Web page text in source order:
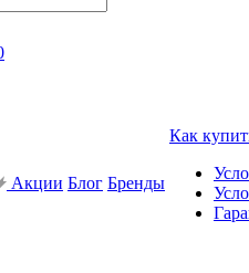
Акции Блог Бренды
Как